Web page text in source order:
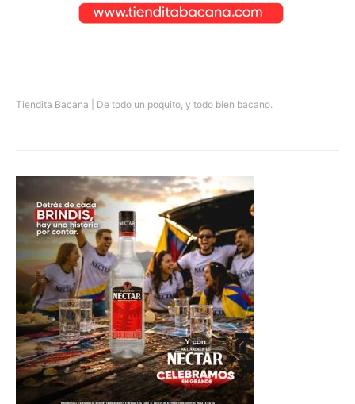
Tiendita Bacana | De todo un poquito, y todo bien bacano.